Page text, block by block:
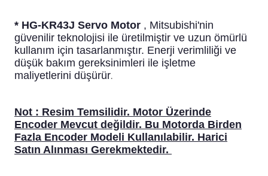
* HG-KR43J Servo Motor , Mitsubishi'nin
güvenilir teknolojisi ile üretilmiştir ve uzun ömürlü
kullanım için tasarlanmıştır. Enerji verimliliği ve
düşük bakım gereksinimleri ile işletme
maliyetlerini düşürür.
Not : Resim Temsilidir. Motor Üzerinde
Encoder Mevcut değildir. Bu Motorda Birden
Fazla Encoder Modeli Kullanılabilir. Harici
Satın Alınması Gerekmektedir.